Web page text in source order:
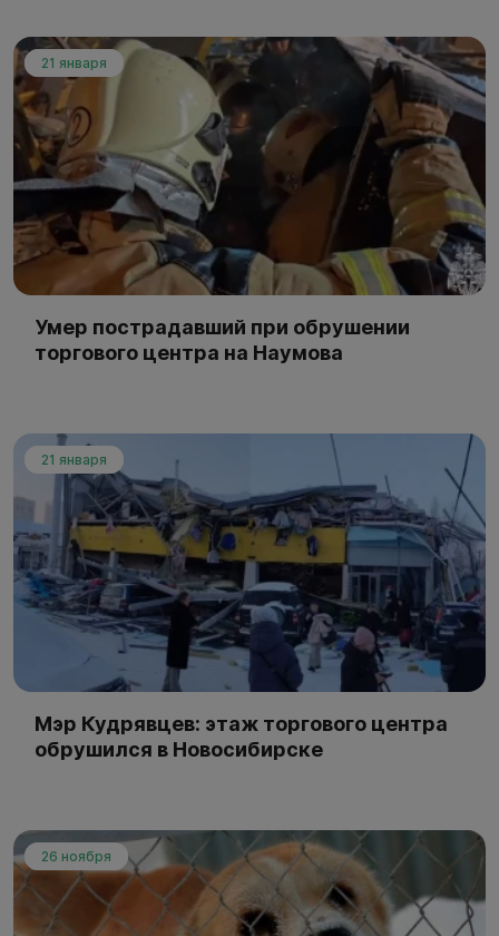
21 января
Умер пострадавший при обрушении
торгового центра на Наумова
21 января
Мэр Кудрявцев: этаж торгового центра
обрушился в Новосибирске
26 ноября